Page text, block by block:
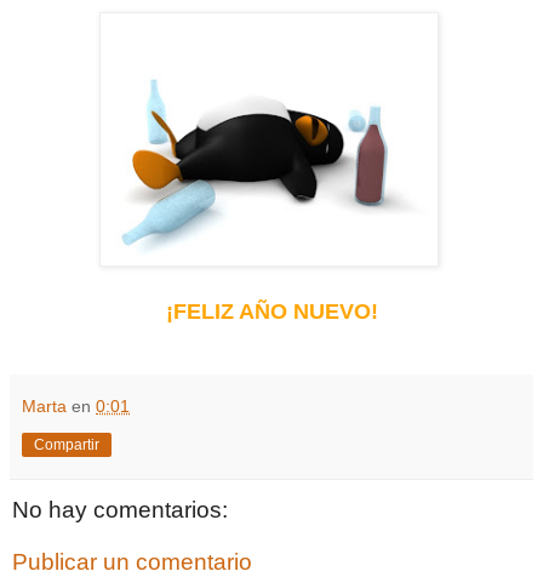
¡FELIZ AÑO NUEVO!
Marta en 0:01
Compartir
No hay comentarios:
Publicar un comentario